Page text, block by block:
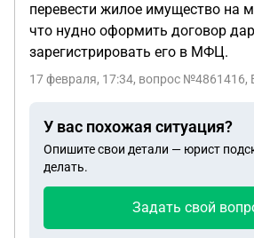
перевести жилое имущество на
что нудно оформить договор
зарегистрировать его в МФЦ.
17 февраля, 17:34, вопрос №4861416,
У вас похожая ситуация?
Опишите свои детали — юрист
делать.
Задать свой